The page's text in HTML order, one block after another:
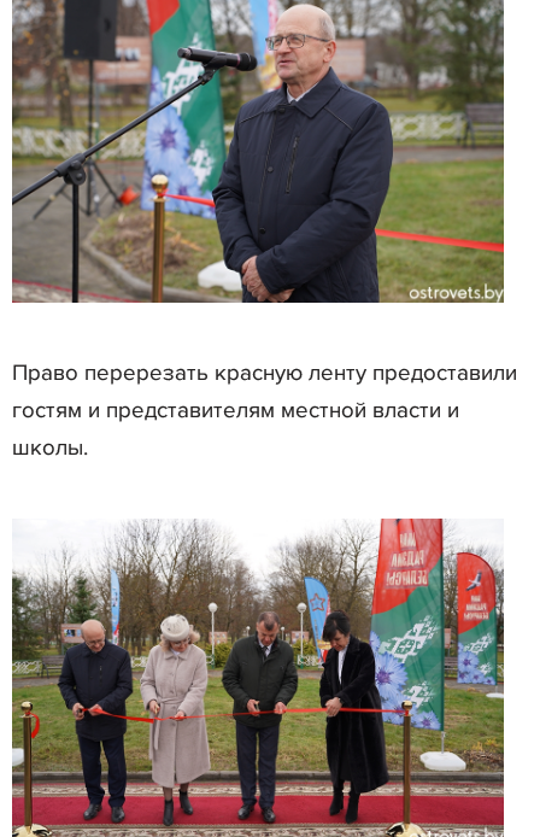
Право перерезать красную ленту предоставили
гостям и представителям местной власти и
школы.